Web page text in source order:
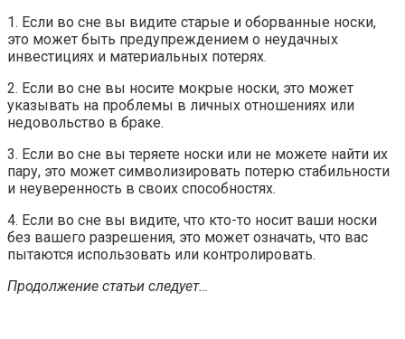
1. Если во сне вы видите старые и оборванные носки,
это может быть предупреждением о неудачных
инвестициях и материальных потерях.
2. Если во сне вы носите мокрые носки, это может
указывать на проблемы в личных отношениях или
недовольство в браке.
3. Если во сне вы теряете носки или не можете найти их
пару, это может символизировать потерю стабильности
и неуверенность в своих способностях.
4. Если во сне вы видите, что кто-то носит ваши носки
без вашего разрешения, это может означать, что вас
пытаются использовать или контролировать.
Продолжение статьи следует…